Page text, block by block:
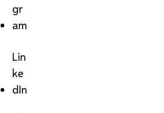
gr
am
Lin
ke
dIn